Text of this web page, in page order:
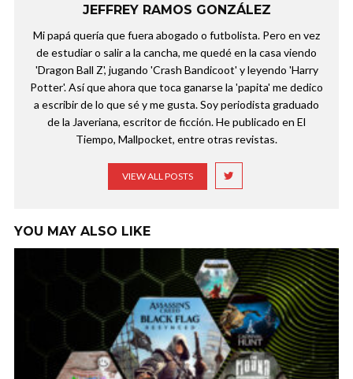
JEFFREY RAMOS GONZÁLEZ
Mi papá quería que fuera abogado o futbolista. Pero en vez
de estudiar o salir a la cancha, me quedé en la casa viendo
'Dragon Ball Z', jugando 'Crash Bandicoot' y leyendo 'Harry
Potter'. Así que ahora que toca ganarse la 'papita' me dedico
a escribir de lo que sé y me gusta. Soy periodista graduado
de la Javeriana, escritor de ficción. He publicado en El
Tiempo, Mallpocket, entre otras revistas.
VIEW ALL POSTS
YOU MAY ALSO LIKE